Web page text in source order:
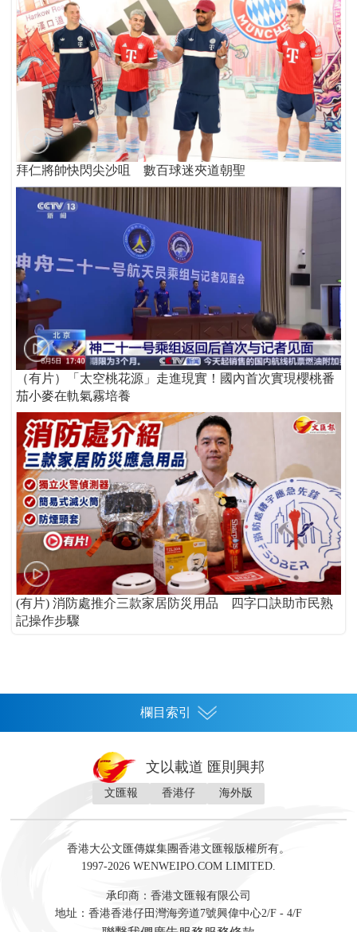
拜仁將帥快閃尖沙咀 數百球迷夾道朝聖
（有片）「太空桃花源」走進現實！國內首次實現櫻桃番
茄小麥在軌氣霧培養
(有片) 消防處推介三款家居防災用品 四字口訣助市民熟
記操作步驟
欄目索引
灣區人
財經 地產 投資 財評 數字經濟
訪談 直播 經湋論
藝術 文學
文以載道 匯則興邦
文匯報 香港仔 海外版
香港大公文匯傳媒集團香港文匯報版權所有。
1997-2026 WENWEIPO.COM LIMITED.
承印商：香港文匯報有限公司
地址：香港香港仔田灣海旁道7號興偉中心2/F - 4/F